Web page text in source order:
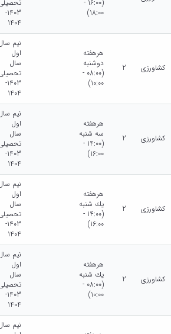
(16:00 -
18:00)
1403-
1404
کشاورزی 2
هرهفته
دوشنبه
(08:00 -
10:00)
نیم
اول
سال
1403-
1404
کشاورزی 2
هرهفته
سه شنبه
(14:00 -
16:00)
نیم
اول
سال
1403-
1404
کشاورزی 2
هرهفته
يك شنبه
(14:00 -
16:00)
نیم
اول
سال
1403-
1404
کشاورزی 2
هرهفته
يك شنبه
(08:00 -
10:00)
نیم
اول
سال
1403-
1404
نیم